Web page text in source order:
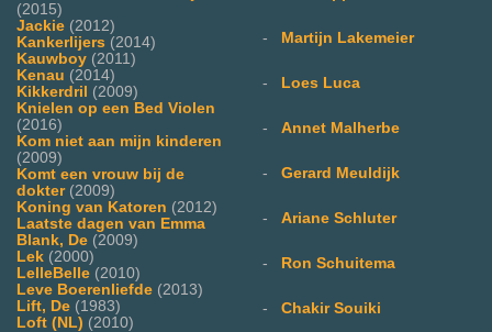
(2015)
Jackie (2012)
Kankerlijers (2014)
Kauwboy (2011)
Kenau (2014)
Kikkerdril
(2009)
Knielen op een Bed Violen
(2016)
Kom niet aan mijn kinderen
(2009)
Komt een vrouw bij de
dokter(2009)
Koning van Katoren (2012)
Laatste dagen van Emma
Blank, De (2009)
Lek (2000)
LelleBelle (2010)
Leve Boerenliefde (2013)
Lift, De (1983)
Loft (NL) (2010)
- Martijn Lakemeier
- Loes Luca
- Annet Malherbe
- Gerard Meuldijk
- Ariane Schluter
- Ron Schuitema
- Chakir Souiki